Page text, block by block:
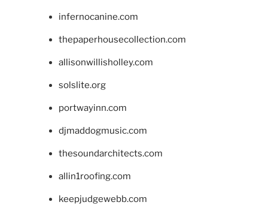
infernocanine.com
thepaperhousecollection.com
allisonwillisholley.com
solslite.org
portwayinn.com
djmaddogmusic.com
thesoundarchitects.com
allin1roofing.com
keepjudgewebb.com